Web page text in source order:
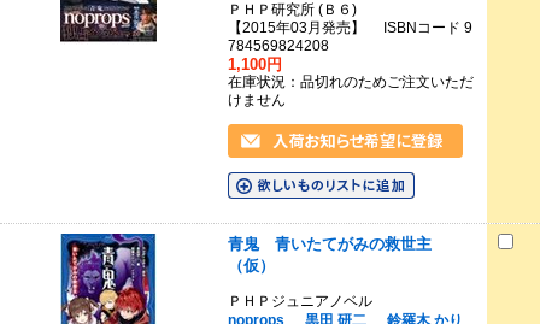
ＰＨＰ研究所 (Ｂ６)
【2015年03月発売】 ISBNコード 9
784569824208
1,100円
在庫状況：品切れのためご注文いただ
けません
青鬼 青いたてがみの救世主
（仮）
ＰＨＰジュニアノベル
noprops
黒田 研二
鈴羅木 かり